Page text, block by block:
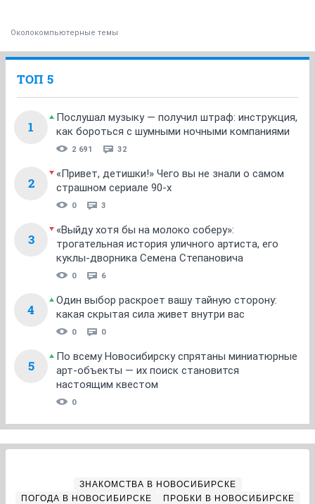
Околокомпьютерные темы
ТОП 5
1
Послушал музыку — получил штраф: инструкция,
как бороться с шумными ночными компаниями
2 691 32
2
«Привет, детишки!» Чего вы не знали о самом
страшном сериале 90-х
0 3
3
«Выйду хотя бы на молоко соберу»:
трогательная история уличного артиста, его
куклы-дворника Семена Степановича
0 6
4
Один выбор раскроет вашу тайную сторону:
какая скрытая сила живет внутри вас
0 0
5
По всему Новосибирску спрятаны миниатюрные
арт-объекты — их поиск становится
настоящим квестом
0
ЗНАКОМСТВА В НОВОСИБИРСКЕ
ПОГОДА В НОВОСИБИРСКЕ
ПРОБКИ В НОВОСИБИРСКЕ